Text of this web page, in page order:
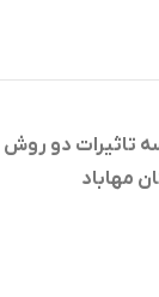
دو روش